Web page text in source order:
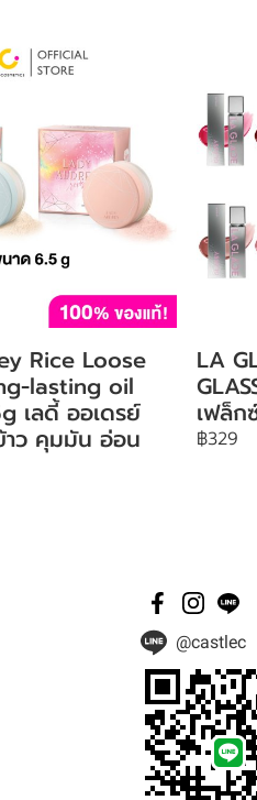
Rice Loose
lasting oil
เลดี้ ออเดรย์
ว คุมมัน อ่อน
LA
เฟล็ก
฿329
@castlec